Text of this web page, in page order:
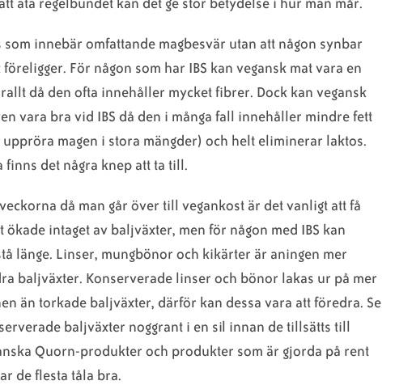
som innebär omfattande magbesvär utan att någon synbar
För någon som har IBS kan vegansk mat vara en
då den ofta innehåller mycket fibrer. Dock kan vegansk
vara bra vid IBS då den i många fall innehåller mindre fett
magen i stora mängder) och helt eliminerar laktos.
finns det några knep att ta till.
då man går över till vegankost är det vanligt att få
ökade intaget av baljväxter, men för någon med IBS kan
länge. Linser, mungbönor och kikärter är aningen mer
baljväxter. Konserverade linser och bönor lakas ur på mer
än torkade baljväxter, därför kan dessa vara att föredra. Se
baljväxter noggrant i en sil innan de tillsätts till
Quorn-produkter och produkter som är gjorda på rent
de flesta tåla bra.